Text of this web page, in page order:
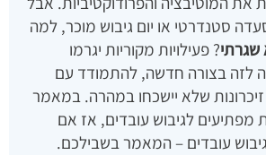
סטנדרטי או יום גיבוש מוכר, למה
שגרתי? פעילויות מקוריות יגרמו
לזה בצורה חדשה, להתמודד עם
זיכרונות שלא יישכחו במהרה. במאמר
מפתיעים לגיבוש עובדים, אז אם
עובדים – המאמר בשבילכם.